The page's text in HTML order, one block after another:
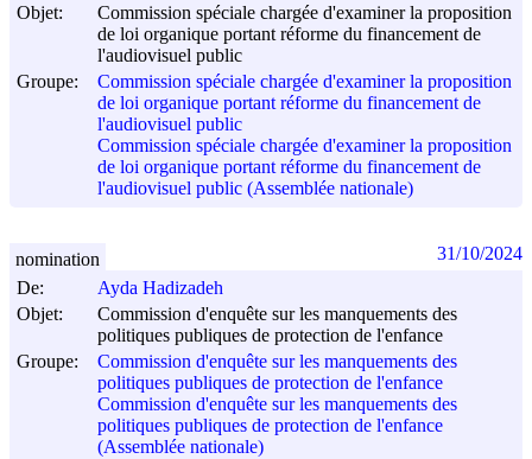
Objet:
Commission spéciale chargée d'examiner la proposition
de loi organique portant réforme du financement de
l'audiovisuel public
Groupe:
Commission spéciale chargée d'examiner la proposition
de loi organique portant réforme du financement de
l'audiovisuel public
Commission spéciale chargée d'examiner la proposition
de loi organique portant réforme du financement de
l'audiovisuel public (Assemblée nationale)
De:
Ayda Hadizadeh
Objet:
Commission d'enquête sur les manquements des
politiques publiques de protection de l'enfance
Groupe:
Commission d'enquête sur les manquements des
politiques publiques de protection de l'enfance
Commission d'enquête sur les manquements des
politiques publiques de protection de l'enfance
(Assemblée nationale)
nomination 31/10/2024